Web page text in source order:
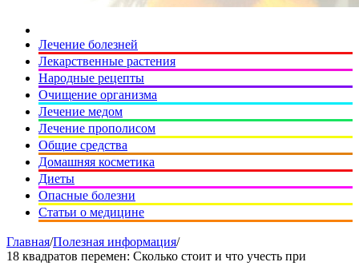
Лечение болезней
Лекарственные растения
Народные рецепты
Очищение организма
Лечение медом
Лечение прополисом
Общие средства
Домашняя косметика
Диеты
Опасные болезни
Статьи о медицине
Главная/Полезная информация/
18 квадратов перемен: Сколько стоит и что учесть при